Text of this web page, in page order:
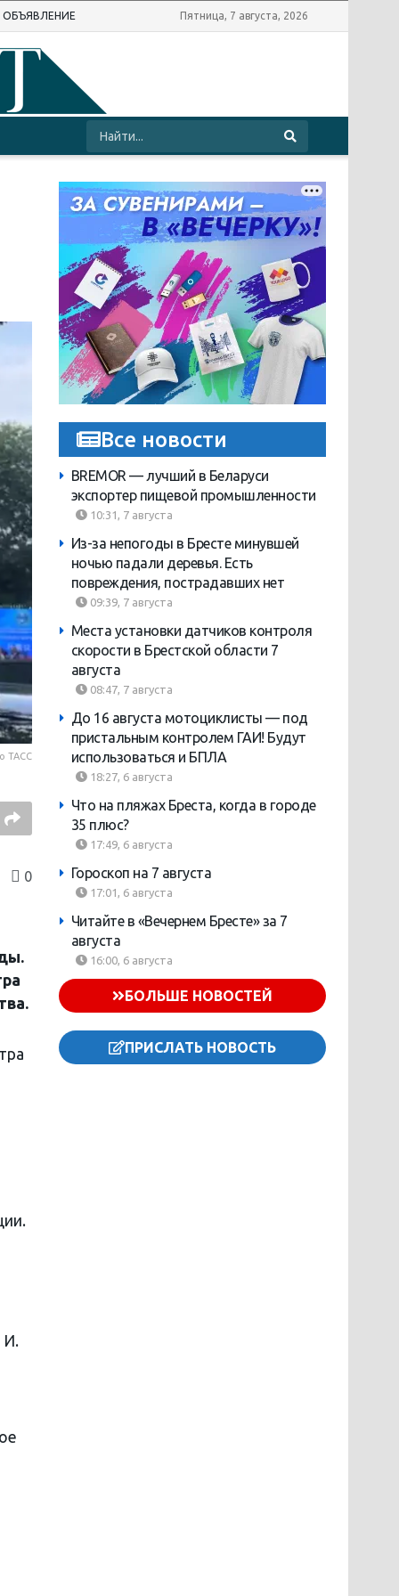
ОБЪЯВЛЕНИЕ Пятница, 7 августа, 2026
ТАСС
0
И.
Все новости
BREMOR — лучший в Беларуси
экспортер пищевой промышленности
10:31, 7 августа
Из-за непогоды в Бресте минувшей
ночью падали деревья. Есть
повреждения, пострадавших нет
09:39, 7 августа
Места установки датчиков контроля
скорости в Брестской области 7
августа
08:47, 7 августа
До 16 августа мотоциклисты — под
пристальным контролем ГАИ! Будут
использоваться и БПЛА
18:27, 6 августа
Что на пляжах Бреста, когда в городе
35 плюс?
17:49, 6 августа
Гороскоп на 7 августа
17:01, 6 августа
Читайте в «Вечернем Бресте» за 7
августа
16:00, 6 августа
БОЛЬШЕ НОВОСТЕЙ
ПРИСЛАТЬ НОВОСТЬ